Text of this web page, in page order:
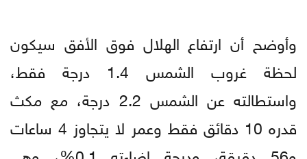
وأوضح أن ارتفاع الهلال فوق الأفق سيكون
لحظة غروب الشمس 1.4 درجة فقط،
واستطالته عن الشمس 2.2 درجة، مع مكث
قدره 10 دقائق فقط وعمر لا يتجاوز 4 ساعات